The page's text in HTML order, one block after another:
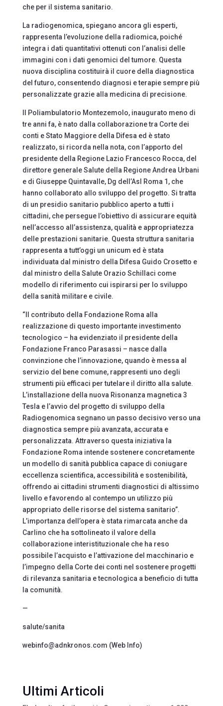
che per il sistema sanitario.
La radiogenomica, spiegano ancora gli esperti,
rappresenta l’evoluzione della radiomica, poiché
integra i dati quantitativi ottenuti con l’analisi delle
immagini con i dati genomici del tumore. Questa
nuova disciplina costituirà il cuore della diagnostica
del futuro, consentendo diagnosi e terapie sempre più
personalizzate grazie alla medicina di precisione.
Il Poliambulatorio Montezemolo, inaugurato meno di
tre anni fa, è nato dalla collaborazione tra Corte dei
conti e Stato Maggiore della Difesa ed è stato
realizzato, si ricorda nella nota, con l’apporto del
presidente della Regione Lazio Francesco Rocca, del
direttore generale Salute della Regione Andrea Urbani
e di Giuseppe Quintavalle, Dg dell’Asl Roma 1, che
hanno collaborato allo sviluppo del progetto. Si tratta
di un presidio sanitario pubblico aperto a tutti i
cittadini, che persegue l’obiettivo di assicurare equità
nell’accesso all’assistenza, qualità e appropriatezza
delle prestazioni sanitarie. Questa struttura sanitaria
rappresenta a tutt’oggi un unicum ed è stata
individuata dal ministro della Difesa Guido Crosetto e
dal ministro della Salute Orazio Schillaci come
modello di riferimento cui ispirarsi per lo sviluppo
della sanità militare e civile.
“Il contributo della Fondazione Roma alla
realizzazione di questo importante investimento
tecnologico – ha evidenziato il presidente della
Fondazione Franco Parasassi – nasce dalla
convinzione che l’innovazione, quando è messa al
servizio del bene comune, rappresenti uno degli
strumenti più efficaci per tutelare il diritto alla salute.
L’installazione della nuova Risonanza magnetica 3
Tesla e l’avvio del progetto di sviluppo della
Radiogenomica segnano un passo decisivo verso una
diagnostica sempre più avanzata, accurata e
personalizzata. Attraverso questa iniziativa la
Fondazione Roma intende sostenere concretamente
un modello di sanità pubblica capace di coniugare
eccellenza scientifica, accessibilità e sostenibilità,
offrendo ai cittadini strumenti diagnostici di altissimo
livello e favorendo al contempo un utilizzo più
appropriato delle risorse del sistema sanitario”.
L’importanza dell’opera è stata rimarcata anche da
Carlino che ha sottolineato il valore della
collaborazione interistituzionale che ha reso
possibile l’acquisto e l’attivazione del macchinario e
l’impegno della Corte dei conti nel sostenere progetti
di rilevanza sanitaria e tecnologica a beneficio di tutta
la comunità.
—
salute/sanita
webinfo@adnkronos.com (Web Info)
Ultimi Articoli